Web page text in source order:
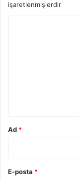
işaretlenmişlerdir
Ad *
E-posta *